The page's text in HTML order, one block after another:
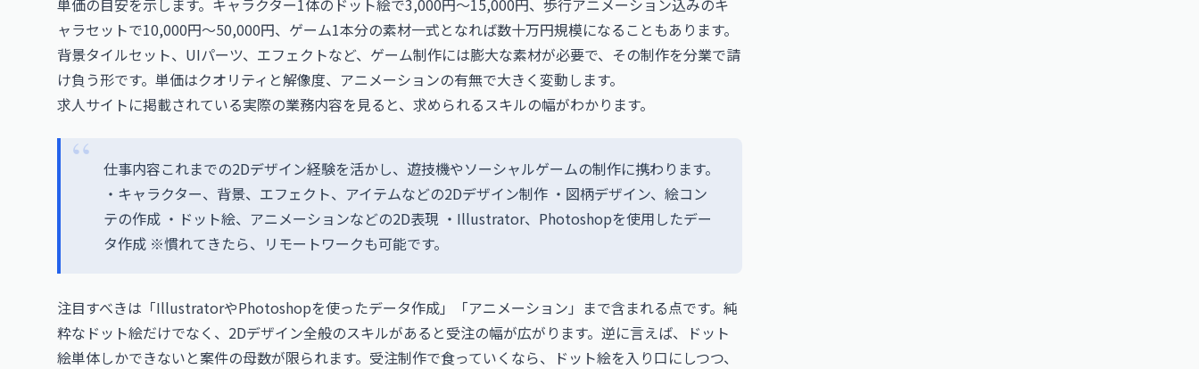
単価の目安を示します。キャラクター1体のドット絵で3,000円〜15,000円、歩行アニメーション込みのキ
ャラセットで10,000円〜50,000円、ゲーム1本分の素材一式となれば数十万円規模になることもあります。
背景タイルセット、UIパーツ、エフェクトなど、ゲーム制作には膨大な素材が必要で、その制作を分業で請
け負う形です。単価はクオリティと解像度、アニメーションの有無で大きく変動します。
求人サイトに掲載されている実際の業務内容を見ると、求められるスキルの幅がわかります。
仕事内容これまでの2Dデザイン経験を活かし、遊技機やソーシャルゲームの制作に携わります。
・キャラクター、背景、エフェクト、アイテムなどの2Dデザイン制作 ・図柄デザイン、絵コン
テの作成 ・ドット絵、アニメーションなどの2D表現 ・Illustrator、Photoshopを使用したデー
タ作成 ※慣れてきたら、リモートワークも可能です。
注目すべきは「IllustratorやPhotoshopを使ったデータ作成」「アニメーション」まで含まれる点です。純
粋なドット絵だけでなく、2Dデザイン全般のスキルがあると受注の幅が広がります。逆に言えば、ドット
絵単体しかできないと案件の母数が限られます。受注制作で食っていくなら、ドット絵を入り口にしつつ、